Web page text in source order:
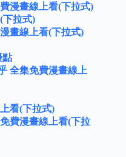
漫畫線上看(下拉式)
下拉式)
畫線上看(下拉式)
點
全集免費漫畫線上
看(下拉式)
費漫畫線上看(下拉